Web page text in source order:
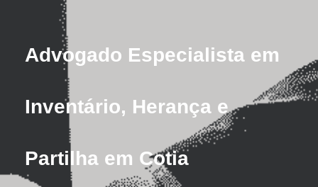
Advogado Especialista em
Inventário, Herança e
Partilha em Cotia